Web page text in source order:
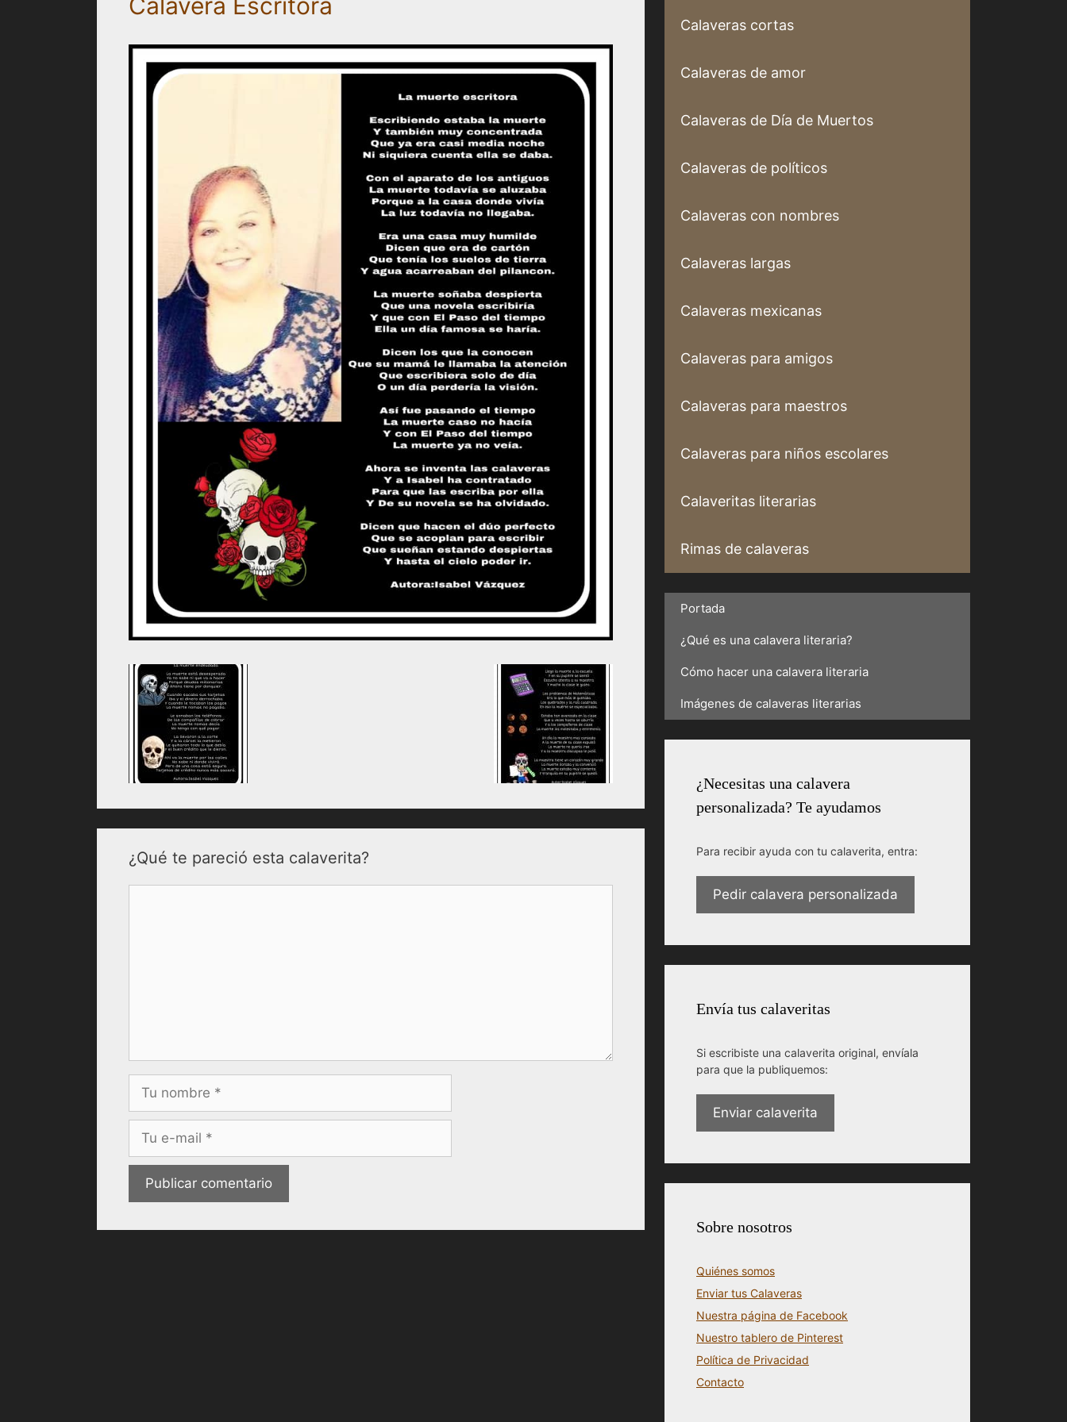
¿Qué te pareció esta calaverita?
Nombre
Correo
Calaveras cortas
Calaveras de amor
Calaveras de Día de Muertos
Calaveras de políticos
Calaveras con nombres
Calaveras largas
Calaveras mexicanas
Calaveras para amigos
Calaveras para maestros
Calaveras para niños escolares
Calaveritas literarias
Rimas de calaveras
Portada
¿Qué es una calavera literaria?
Cómo hacer una calavera literaria
Imágenes de calaveras literarias
¿Necesitas una calavera
personalizada? Te ayudamos
Para recibir ayuda con tu calaverita, entra:
Pedir calavera personalizada
Envía tus calaveritas
Si escribiste una calaverita original, envíala
para que la publiquemos:
Enviar calaverita
Sobre nosotros
Quiénes somos
Enviar tus Calaveras
Nuestra página de Facebook
Nuestro tablero de Pinterest
Política de Privacidad
Contacto